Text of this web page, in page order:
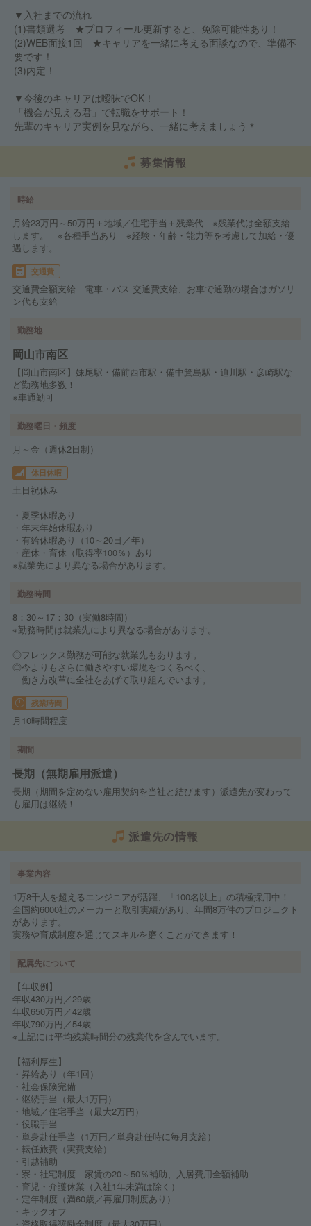
▼入社までの流れ
(1)書類選考 ★プロフィール更新すると、免除可能性あり！
(2)WEB面接1回 ★キャリアを一緒に考える面談なので、準備不
要です！
(3)内定！
▼今後のキャリアは曖昧でOK！
「機会が見える君」で転職をサポート！
先輩のキャリア実例を見ながら、一緒に考えましょう＊
募集情報
時給
月給23万円～50万円＋地域／住宅手当＋残業代 ※残業代は全額支給
します。 ※各種手当あり ※経験・年齢・能力等を考慮して加給・優
遇します。
交通費
交通費全額支給 電車・バス 交通費支給、お車で通勤の場合はガソリ
ン代も支給
勤務地
岡山市南区
【岡山市南区】妹尾駅・備前西市駅・備中箕島駅・迫川駅・彦崎駅な
ど勤務地多数！
※車通勤可
勤務曜日・頻度
月～金（週休2日制）
休日休暇
土日祝休み
・夏季休暇あり
・年末年始休暇あり
・有給休暇あり（10～20日／年）
・産休・育休（取得率100％）あり
※就業先により異なる場合があります。
勤務時間
8：30～17：30（実働8時間）
※勤務時間は就業先により異なる場合があります。
◎フレックス勤務が可能な就業先もあります。
◎今よりもさらに働きやすい環境をつくるべく、
働き方改革に全社をあげて取り組んでいます。
残業時間
月10時間程度
期間
長期（無期雇用派遣）
長期（期間を定めない雇用契約を当社と結びます）派遣先が変わって
も雇用は継続！
派遣先の情報
事業内容
1万8千人を超えるエンジニアが活躍、「100名以上」の積極採用中！
全国約6000社のメーカーと取引実績があり、年間8万件のプロジェクト
があります。
実務や育成制度を通じてスキルを磨くことができます！
配属先について
【年収例】
年収430万円／29歳
年収650万円／42歳
年収790万円／54歳
※上記には平均残業時間分の残業代を含んでいます。
【福利厚生】
・昇給あり（年1回）
・社会保険完備
・継続手当（最大1万円）
・地域／住宅手当（最大2万円）
・役職手当
・単身赴任手当（1万円／単身赴任時に毎月支給）
・転任旅費（実費支給）
・引越補助
・寮・社宅制度 家賃の20～50％補助、入居費用全額補助
・育児・介護休業（入社1年未満は除く）
・定年制度（満60歳／再雇用制度あり）
・キックオフ